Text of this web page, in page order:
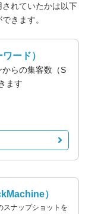
れていたかは以下
きます。
ード）
らの集客数（S
ます
）
スナップショットを